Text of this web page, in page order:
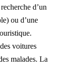
d’un
ou d’une
voitures
malades. La